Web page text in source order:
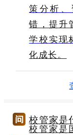
策分析
错，提升
学校实现
化成长。
校管家是
校管家是